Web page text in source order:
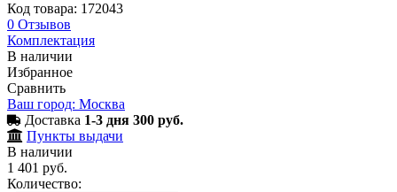
Код товара: 172043
0 Отзывов
Комплектация
В наличии
Избранное
Сравнить
Ваш город: Москва
Доставка 1-3 дня 300 руб.
Пункты выдачи
В наличии
1 401 руб.
Количество: